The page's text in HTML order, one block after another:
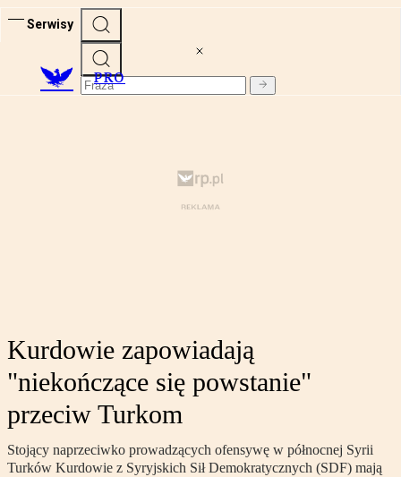
Serwisy
PRO
Kurdowie zapowiadają
"niekończące się powstanie"
przeciw Turkom
Stojący naprzeciwko prowadzących ofensywę w północnej Syrii
Turków Kurdowie z Syryjskich Sił Demokratycznych (SDF) mają